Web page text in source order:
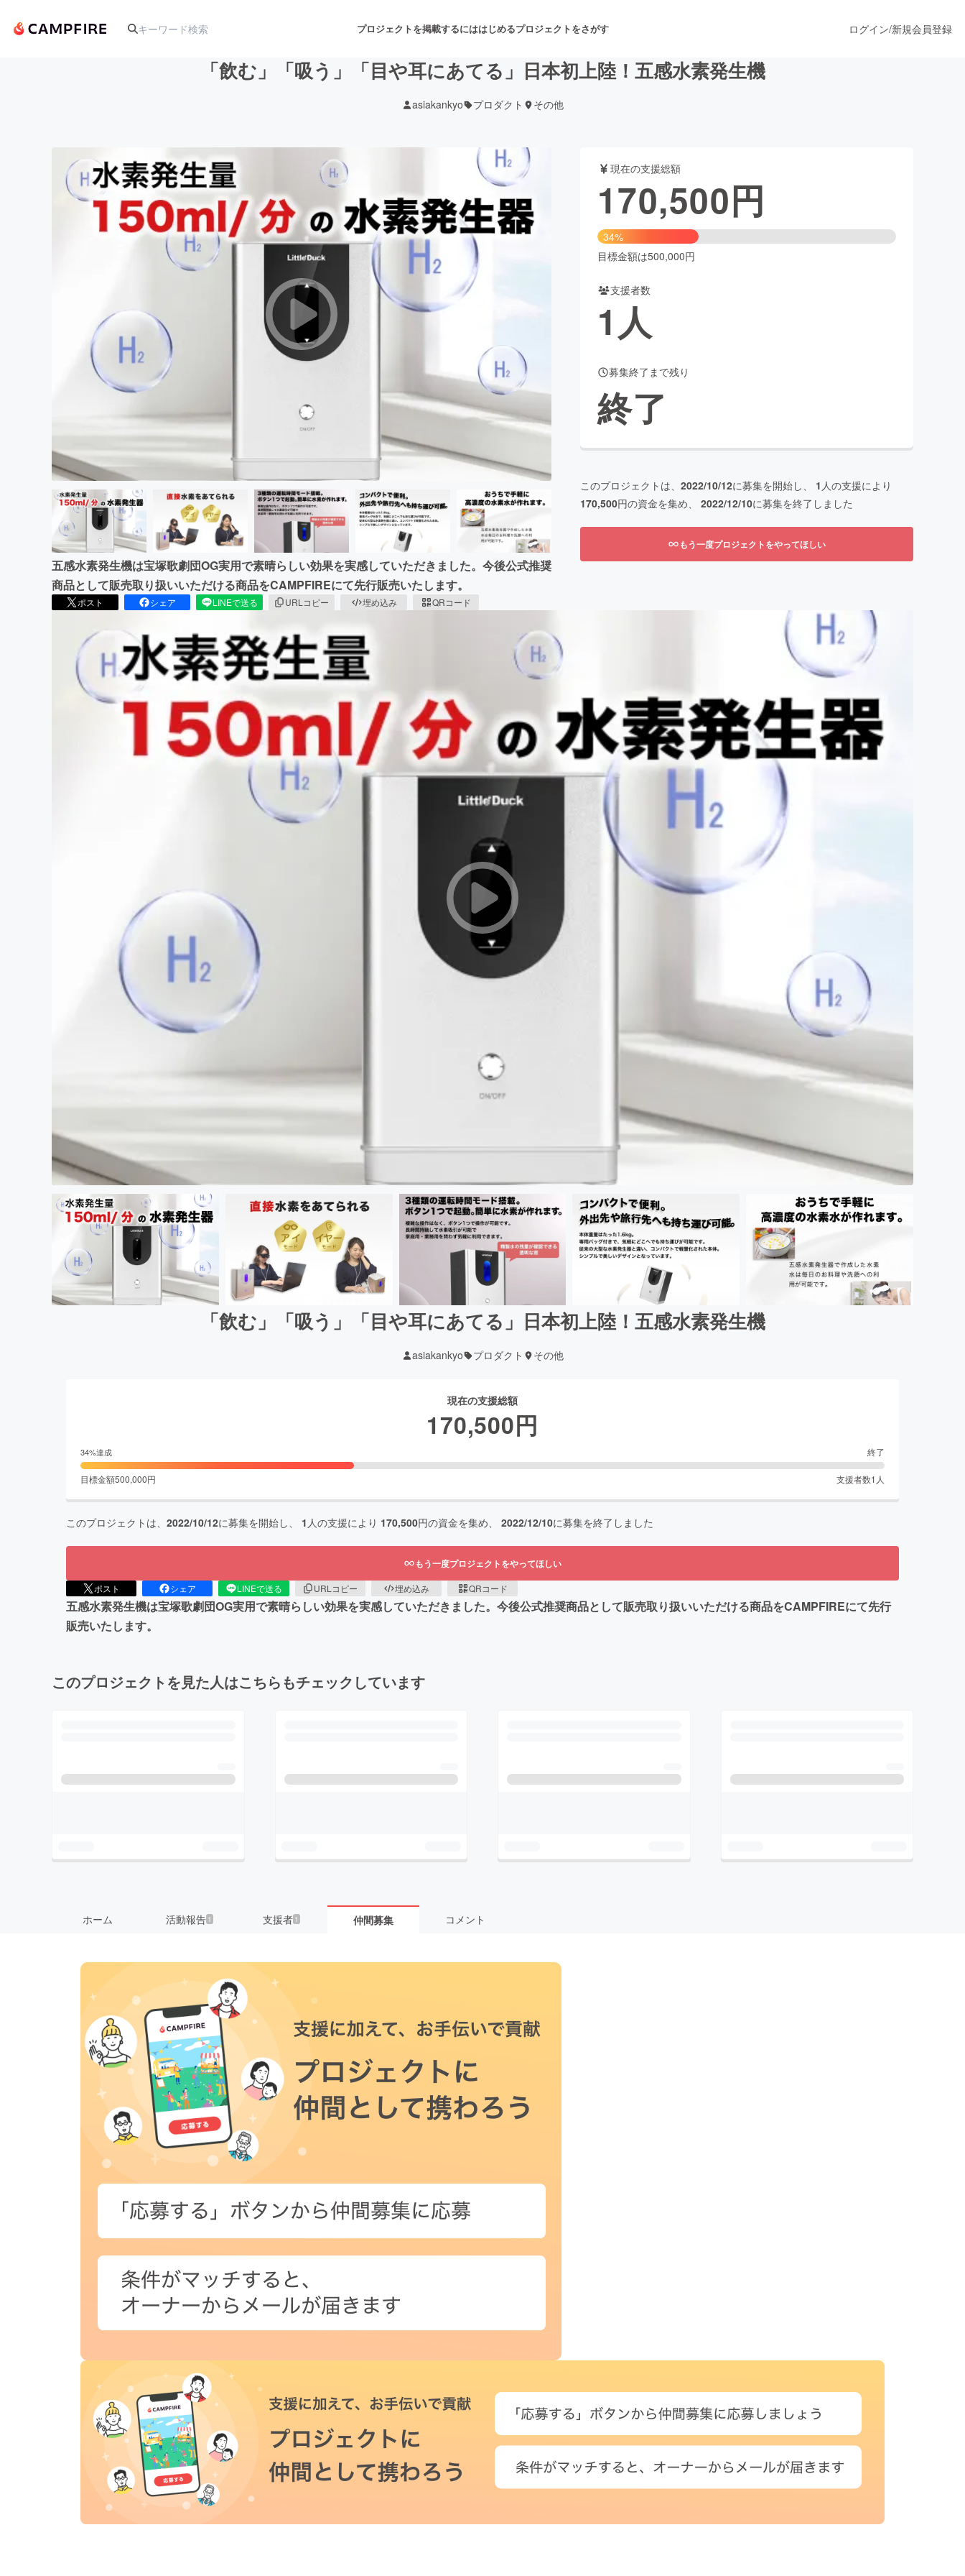
プロジェクトを掲載するにははじめるプロジェクトをさがす
アート・写真 音楽 舞台・パフォーマンス
テクノロジー・ガジェット ゲーム・サービス開発 フード・飲食店 ファッション
映像・映画 書籍・雑誌出版
チャレンジ ビューティー・ヘルスケア
まちづくり・地域活性化
CAMPFIRE for Social Good CAMPFIRE Creation
CAMPFIREふるさと納税
machi-ya
ログイン/新規会員登録
「飲む」「吸う」「目や耳にあてる」日本初上陸！五感水素発生機
asiakankyo プロダクト その他
五感水素発生機は宝塚歌劇団OG実用で素晴らしい効果を実感していただきました。今後公式推奨
商品として販売取り扱いいただける商品をCAMPFIREにて先行販売いたします。
ポスト シェア LINEで送る URLコピー 埋め込み QRコード
現在の支援総額
170,500円
34%
目標金額は500,000円
支援者数
1人
募集終了まで残り
終了
このプロジェクトは、 2022/10/12に募集を開始し、 1 人の支援により
170,500円の資金を集め、 2022/12/10に募集を終了しました
もう一度プロジェクトをやってほしい
「飲む」「吸う」「目や耳にあてる」日本初上陸！五感水素発生機
asiakankyo プロダクト その他
現在の支援総額
170,500円
34%達成 終了
目標金額500,000円 支援者数1 人
このプロジェクトは、 2022/10/12に募集を開始し、 1 人の支援により 170,500円の資金を集め、 2022/12/10に募集を終了しました
もう一度プロジェクトをやってほしい
ポスト シェア LINEで送る URLコピー 埋め込み QRコード
五感水素発生機は宝塚歌劇団OG実用で素晴らしい効果を実感していただきました。今後公式推奨商品として販売取り扱いいただける商品をCAMPFIREにて先行
販売いたします。
このプロジェクトを見た人はこちらもチェックしています
ホーム 活動報告 1 支援者 1 仲間募集 コメント